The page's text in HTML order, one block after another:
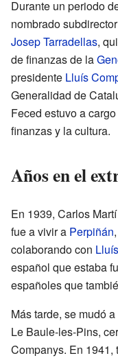
Durante un periodo
nombrado
Josep Tarradellas,
de finanzas de la
presidente Lluís
Generalidad de
Feced estuvo a
finanzas y la cultura.
Años en el
En 1939, Carlos
fue a vivir a Perpiñán
colaborando con
español que estaba
españoles que
Más tarde, se mudó a
Le Baule-les-Pins,
Companys. En 1941,